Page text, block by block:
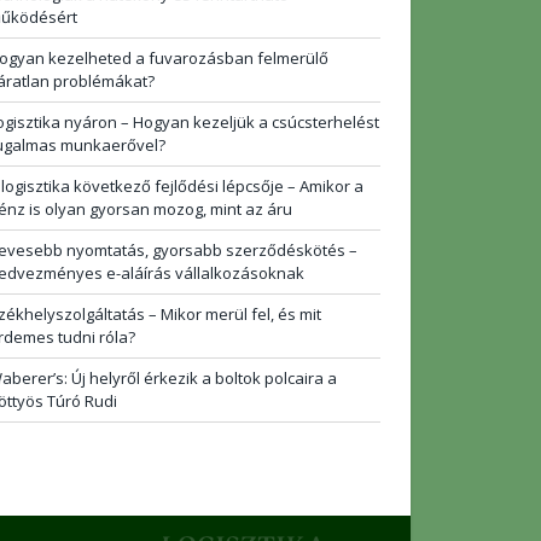
kezelheted a fuvarozásban felmerülő
problémákat?
nyáron – Hogyan kezeljük a csúcsterhelést
munkaerővel?
következő fejlődési lépcsője – Amikor a
is olyan gyorsan mozog, mint az áru
nyomtatás, gyorsabb szerződéskötés –
e-aláírás vállalkozásoknak
– Mikor merül fel, és mit
tudni róla?
Új helyről érkezik a boltok polcaira a
Túró Rudi